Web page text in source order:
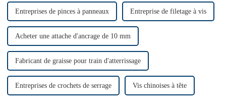
Entreprises de pinces à panneaux Entreprise de filetage à vis
Acheter une attache d'ancrage de 10 mm
Fabricant de graisse pour train d'atterrissage
Entreprises de crochets de serrage Vis chinoises à tête